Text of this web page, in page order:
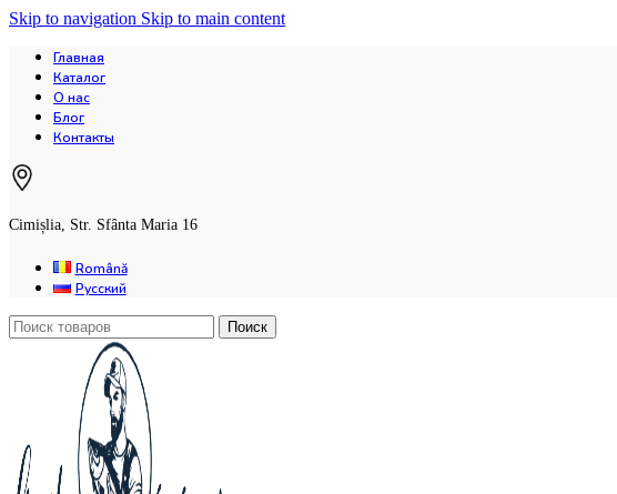
Skip to navigation Skip to main content
Главная
Каталог
О нас
Блог
Контакты
Cimișlia, Str. Sfânta Maria 16
Română
Русский
Поиск